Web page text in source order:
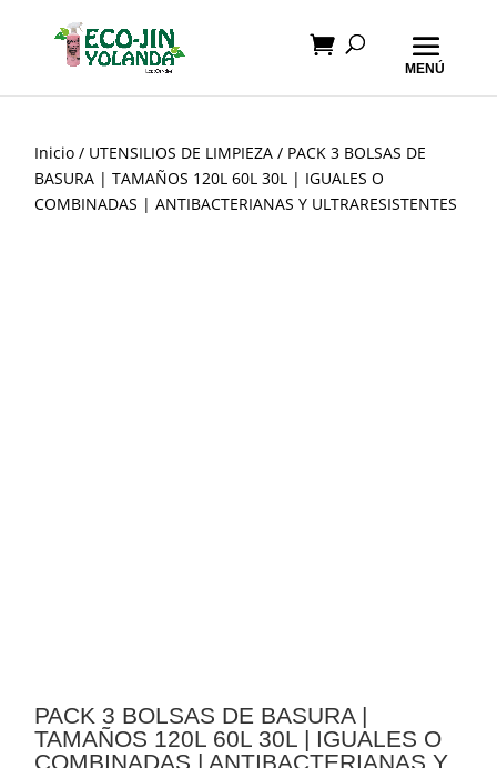
Inicio / UTENSILIOS DE LIMPIEZA / PACK 3 BOLSAS DE
BASURA | TAMAÑOS 120L 60L 30L | IGUALES O
COMBINADAS | ANTIBACTERIANAS Y ULTRARESISTENTES
PACK 3 BOLSAS DE BASURA |
TAMAÑOS 120L 60L 30L | IGUALES O
COMBINADAS | ANTIBACTERIANAS Y